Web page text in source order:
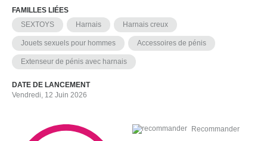
FAMILLES LIÉES
SEXTOYS
Harnais Harnais creux
Jouets sexuels pour hommes Accessoires de pénis
Extenseur de pénis avec harnais
DATE DE LANCEMENT
Vendredi, 12 Juin 2026
Recommander